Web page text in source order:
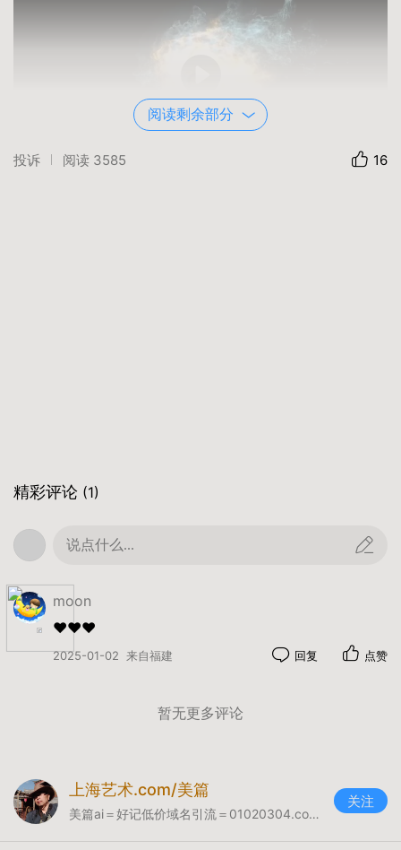
01:15
￼
1950年5月，全国教育工作会议以后，华东大学
（East China University）学科调整为政治、文
学习，同年10月，中共中央决定将华东大学并入山
东大学；同月，华东大学教育学院与山东省行政干
校合并组建为山东师范学院（今山东师范大学），
余修分别担任第一、二任院长。1951年3月15日，华
中文名
华东大学
阅读剩余部分
投诉 阅读 3585 16
精彩评论 (1)
说点什么...
moon
❤️❤️❤️
2025-01-02 来自福建 回复 点赞
暂无更多评论
上海艺术.com/美篇
美篇ai＝好记低价域名引流＝01020304.com/x
关注